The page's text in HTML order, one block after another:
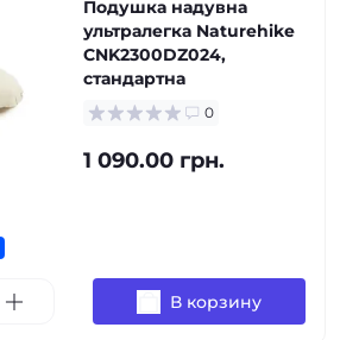
Подушка надувна
ультралегка Naturehike
CNK2300DZ024,
стандартна
0
1 090.00 грн.
В корзину